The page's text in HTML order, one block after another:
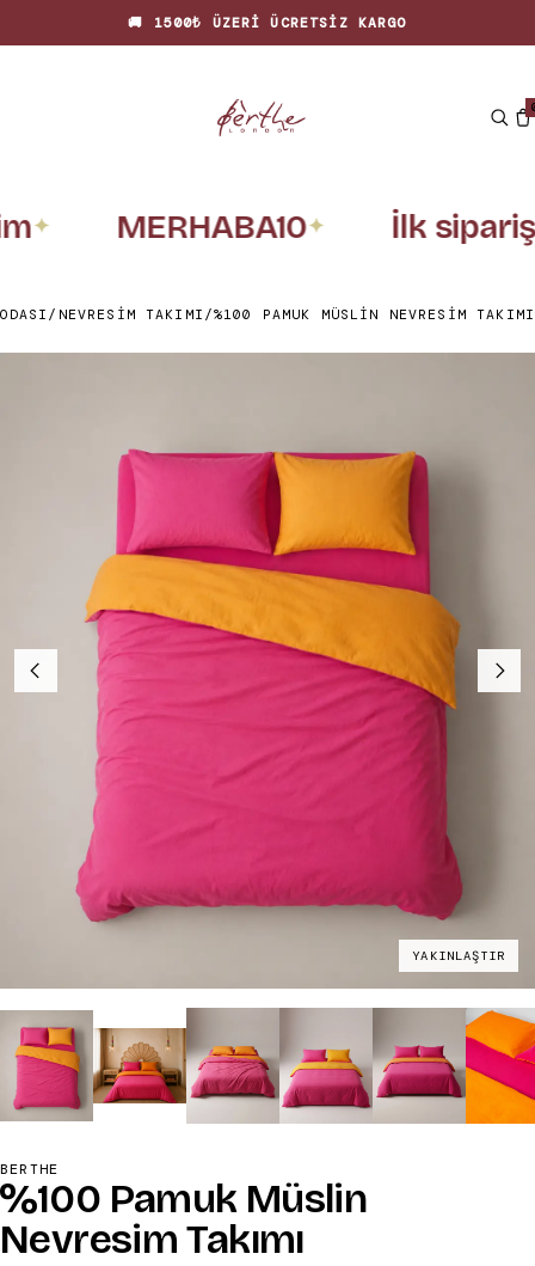
🚚 1500₺ ÜZERI ÜCRETSIZ KARGO
✦ MERHABA10✦ İlk
/ NEVRESIM TAKIMI /%100 PAMUK MÜSLIN NEVRESIM TAKIMI
YAKINLAŞTIR
BERTHE
Pamuk Müslin
Nevresim Takımı